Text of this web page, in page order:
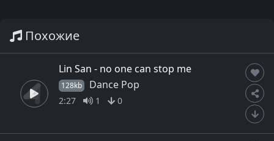
Похожие
Lin San - no one can stop me
128kb Dance Pop
2:27 1 0